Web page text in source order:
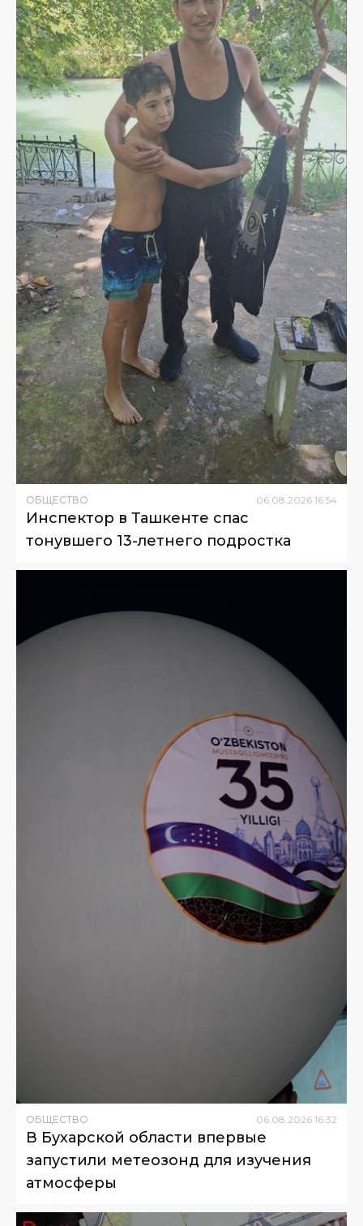
ОБЩЕСТВО 06 08 2026 16:54
Инспектор в Ташкенте спас
тонувшего 13-летнего подростка
ОБЩЕСТВО 06.08.2026 16:32
В Бухарской области впервые
запустили метеозонд для изучения
атмосферы